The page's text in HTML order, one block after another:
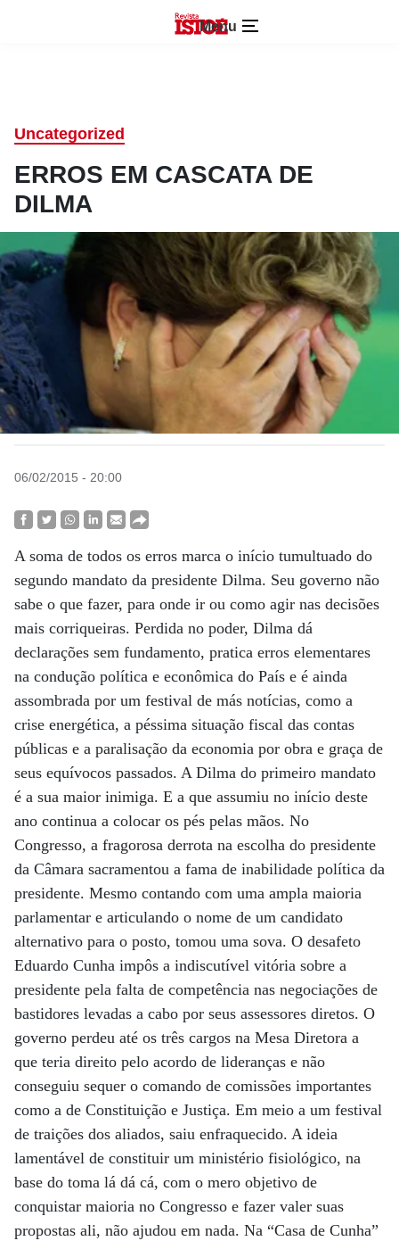
Menu
Uncategorized
ERROS EM CASCATA DE
DILMA
06/02/2015 - 20:00
A soma de todos os erros marca o início tumultuado do
segundo mandato da presidente Dilma. Seu governo não
sabe o que fazer, para onde ir ou como agir nas decisões
mais corriqueiras. Perdida no poder, Dilma dá
declarações sem fundamento, pratica erros elementares
na condução política e econômica do País e é ainda
assombrada por um festival de más notícias, como a
crise energética, a péssima situação fiscal das contas
públicas e a paralisação da economia por obra e graça de
seus equívocos passados. A Dilma do primeiro mandato
é a sua maior inimiga. E a que assumiu no início deste
ano continua a colocar os pés pelas mãos. No
Congresso, a fragorosa derrota na escolha do presidente
da Câmara sacramentou a fama de inabilidade política da
presidente. Mesmo contando com uma ampla maioria
parlamentar e articulando o nome de um candidato
alternativo para o posto, tomou uma sova. O desafeto
Eduardo Cunha impôs a indiscutível vitória sobre a
presidente pela falta de competência nas negociações de
bastidores levadas a cabo por seus assessores diretos. O
governo perdeu até os três cargos na Mesa Diretora a
que teria direito pelo acordo de lideranças e não
conseguiu sequer o comando de comissões importantes
como a de Constituição e Justiça. Em meio a um festival
de traições dos aliados, saiu enfraquecido. A ideia
lamentável de constituir um ministério fisiológico, na
base do toma lá dá cá, com o mero objetivo de
conquistar maioria no Congresso e fazer valer suas
propostas ali, não ajudou em nada. Na “Casa de Cunha”